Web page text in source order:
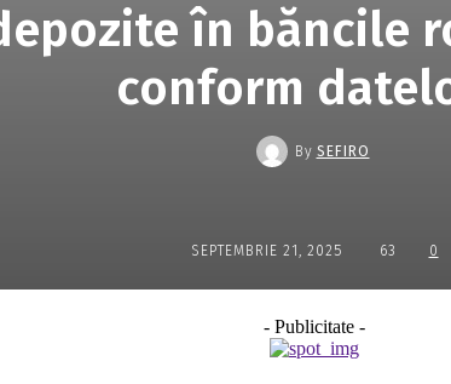
în băncile
conform
By SEFIRO
SEPTEMBRIE 21, 2025 63 0
- Publicitate -